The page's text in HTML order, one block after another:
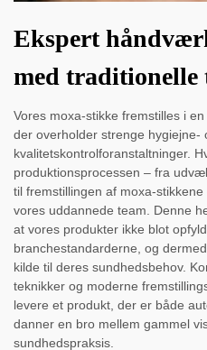
Ekspert
med
Vores moxa-stikke fremstilles i
der overholder strenge hygiejne-
kvalitetskontrolforanstaltninger.
produktionsprocessen – fra
til fremstillingen af moxa-
vores uddannede team. Denne
at vores produkter ikke blot
branchestandarderne, og
kilde til deres sundhedsbehov.
teknikker og moderne
levere et produkt, der er både
danner en bro mellem gammel
sundhedspraksis.